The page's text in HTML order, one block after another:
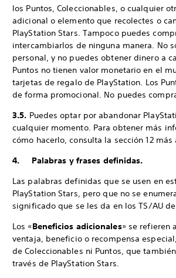
los Puntos, Coleccionables, o cualquier
adicional o elemento que recolectes o
PlayStation Stars. Tampoco puedes
intercambiarlos de ninguna manera. No
personal, y no puedes obtener dinero a
Puntos no tienen valor monetario en el
tarjetas de regalo de PlayStation. Los
de forma promocional. No puedes
3.5. Puedes optar por abandonar
cualquier momento. Para obtener más
cómo hacerlo, consulta la sección 12 más
4. Palabras y frases definidas.
Las palabras definidas que se usen en
PlayStation Stars, pero que no se
significado que se les da en los TS/AU de
Los «Beneficios adicionales» se refieren
ventaja, beneficio o recompensa
de Coleccionables ni Puntos, que
través de PlayStation Stars.